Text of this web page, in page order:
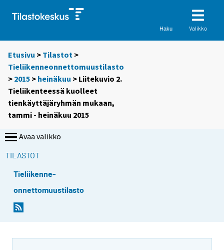
Haku Valikko
Etusivu > Tilastot >
Tieliikenneonnettomuustilasto
> 2015 > heinäkuu > Liitekuvio 2.
Tieliikenteessä kuolleet
tienkäyttäjäryhmän mukaan,
tammi - heinäkuu 2015
Avaa valikko
TILASTOT
Tieliikenne-
onnettomuustilasto